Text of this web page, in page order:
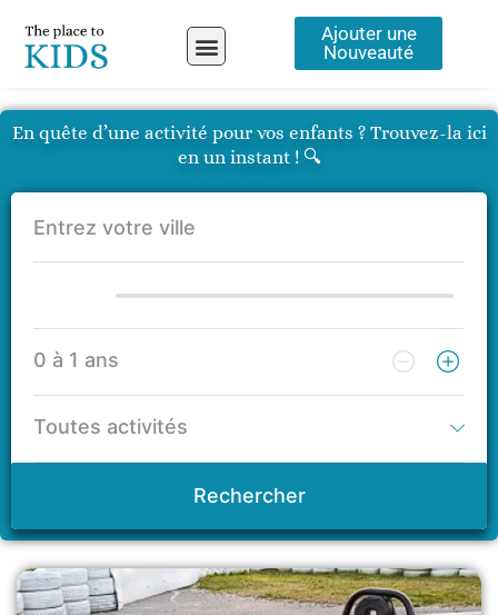
contenu
Ajouter une
Nouveauté
En quête d’une activité pour vos enfants ? Trouvez-la ici
en un instant ! 🔍
Rechercher